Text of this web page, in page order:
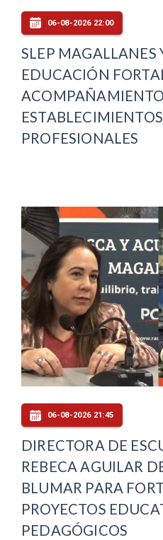
06-08-2026 22:00
SLEP MAGALLANES
EDUCACIÓN
PROFESIONALES
06-08-2026 21:45
DIRECTORA DE
REBECA AGUILAR
BLUMAR PARA
PROYECTOS
PEDAGÓGICOS